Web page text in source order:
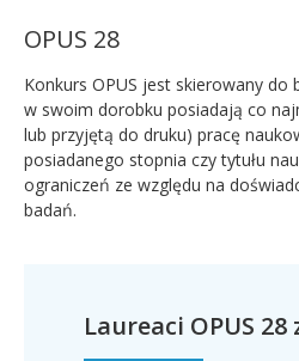
OPUS 28
Konkurs OPUS jest skierowany do
w swoim dorobku posiadają co
lub przyjętą do druku) pracę
posiadanego stopnia czy tytułu
ograniczeń ze względu na
badań.
Laureaci OPUS 28